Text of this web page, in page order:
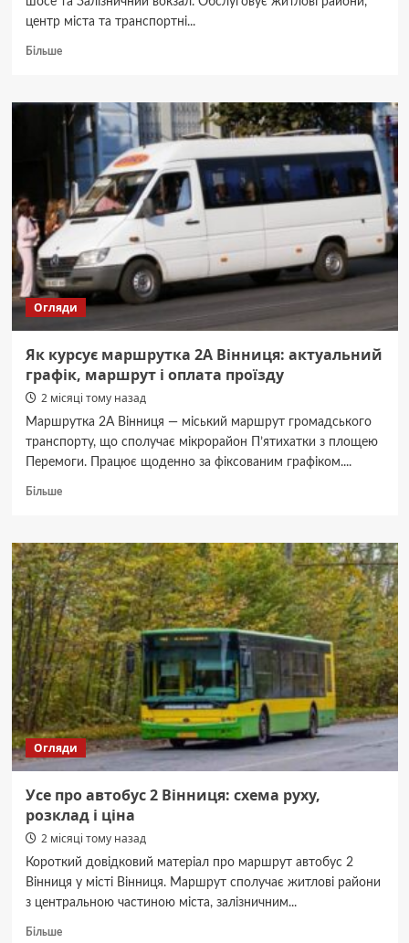
центр міста та транспортні...
БільшеДокладніше
курсує
трамвай
Вінниця:
маршрут,
інтервал
руху
ціни
Огляди
Як курсує маршрутка 2А Вінниця: актуальний
графік, маршрут і оплата проїзду
2 місяці тому назад
Маршрутка 2А Вінниця — міський маршрут громадського
транспорту, що сполучає мікрорайон П’ятихатки з площею
Перемоги. Працює щоденно за фіксованим графіком....
БільшеДокладніше
курсує
маршрутка
2А
Вінниця:
актуальний
графік,
маршрут
і
оплата
проїзду
Огляди
Усе про автобус 2 Вінниця: схема руху,
розклад і ціна
2 місяці тому назад
Короткий довідковий матеріал про маршрут автобус 2
Вінниця у місті Вінниця. Маршрут сполучає житлові райони
з центральною частиною міста, залізничним...
БільшеДокладніше